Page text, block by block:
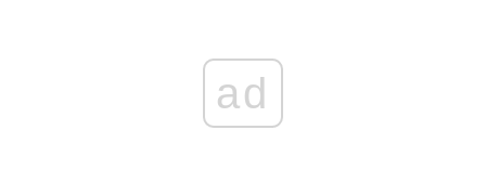
ad